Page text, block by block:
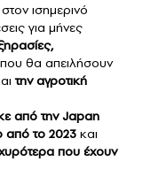
στον ισημερινό
για μήνες
θα απειλήσουν
την αγροτική
από την Japan
από το 2023 και
που έχουν